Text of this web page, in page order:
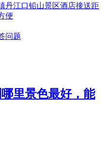
丹江口铅山景区酒店接送距
便
问题
里景色最好，能